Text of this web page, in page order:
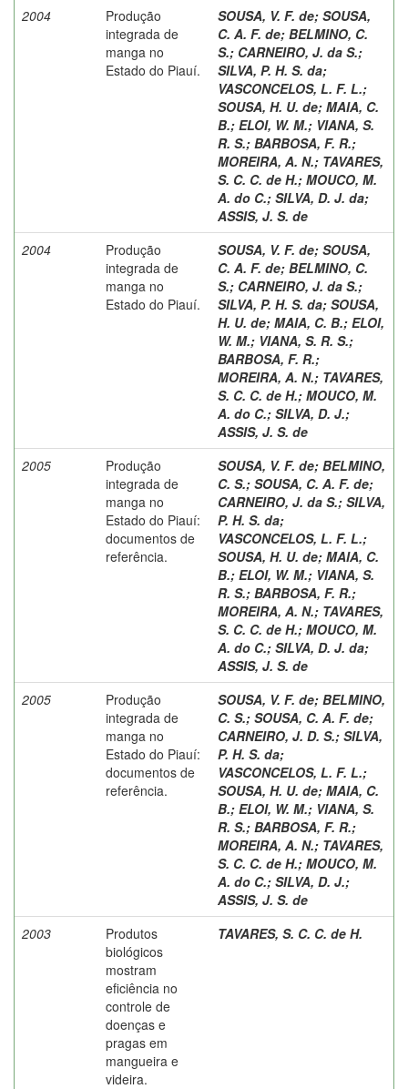
2004
Produção
integrada de
manga no
Estado do Piauí.
SOUSA, V. F. de; SOUSA,
C. A. F. de; BELMINO, C.
S.; CARNEIRO, J. da S.;
SILVA, P. H. S. da;
VASCONCELOS, L. F. L.;
SOUSA, H. U. de; MAIA, C.
B.; ELOI, W. M.; VIANA, S.
R. S.; BARBOSA, F. R.;
MOREIRA, A. N.; TAVARES,
S. C. C. de H.; MOUCO, M.
A. do C.; SILVA, D. J. da;
ASSIS, J. S. de
2004
Produção
integrada de
manga no
Estado do Piauí.
SOUSA, V. F. de; SOUSA,
C. A. F. de; BELMINO, C.
S.; CARNEIRO, J. da S.;
SILVA, P. H. S. da; SOUSA,
H. U. de; MAIA, C. B.; ELOI,
W. M.; VIANA, S. R. S.;
BARBOSA, F. R.;
MOREIRA, A. N.; TAVARES,
S. C. C. de H.; MOUCO, M.
A. do C.; SILVA, D. J.;
ASSIS, J. S. de
2005
Produção
integrada de
manga no
Estado do Piauí:
documentos de
referência.
SOUSA, V. F. de; BELMINO,
C. S.; SOUSA, C. A. F. de;
CARNEIRO, J. da S.; SILVA,
P. H. S. da;
VASCONCELOS, L. F. L.;
SOUSA, H. U. de; MAIA, C.
B.; ELOI, W. M.; VIANA, S.
R. S.; BARBOSA, F. R.;
MOREIRA, A. N.; TAVARES,
S. C. C. de H.; MOUCO, M.
A. do C.; SILVA, D. J. da;
ASSIS, J. S. de
2005
Produção
integrada de
manga no
Estado do Piauí:
documentos de
referência.
SOUSA, V. F. de; BELMINO,
C. S.; SOUSA, C. A. F. de;
CARNEIRO, J. D. S.; SILVA,
P. H. S. da;
VASCONCELOS, L. F. L.;
SOUSA, H. U. de; MAIA, C.
B.; ELOI, W. M.; VIANA, S.
R. S.; BARBOSA, F. R.;
MOREIRA, A. N.; TAVARES,
S. C. C. de H.; MOUCO, M.
A. do C.; SILVA, D. J.;
ASSIS, J. S. de
2003
Produtos
biológicos
mostram
eficiência no
controle de
doenças e
pragas em
mangueira e
videira.
TAVARES, S. C. C. de H.